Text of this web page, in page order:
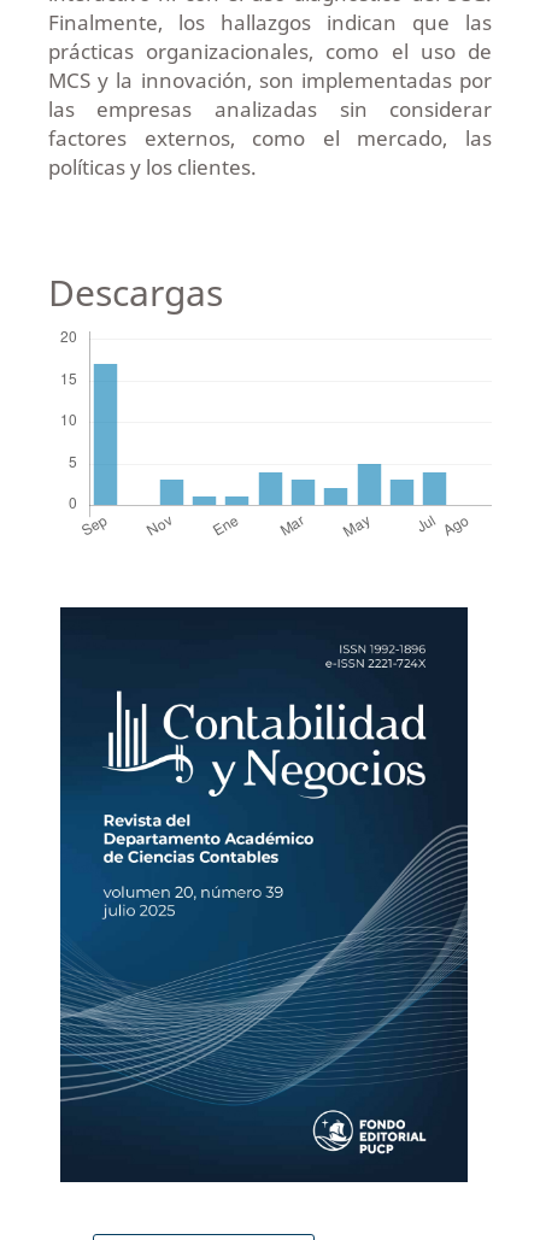
Finalmente, los hallazgos indican que las
prácticas organizacionales, como el uso de
MCS y la innovación, son implementadas por
las empresas analizadas sin considerar
factores externos, como el mercado, las
políticas y los clientes.
Descargas